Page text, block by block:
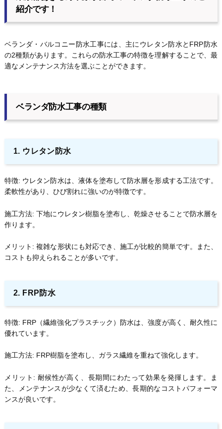
紹介です！
ベランダ・バルコニー防水工事には、主にウレタン防水とFRP防水
の2種類があります。これらの防水工事の特徴を理解することで、最
適なメンテナンス方法を選ぶことができます。
ベランダ防水工事の種類
1. ウレタン防水
特徴: ウレタン防水は、液体を塗布して防水層を形成する工法です。
柔軟性があり、ひび割れに強いのが特徴です。
施工方法: 下地にウレタン樹脂を塗布し、乾燥させることで防水層を
作ります。
メリット: 複雑な形状にも対応でき、施工が比較的簡単です。また、
コストも抑えられることが多いです。
2. FRP防水
特徴: FRP（繊維強化プラスチック）防水は、強度が高く、耐久性に
優れています。
施工方法: FRP樹脂を塗布し、ガラス繊維を重ねて強化します。
メリット: 耐候性が高く、長期間にわたって効果を発揮します。ま
た、メンテナンスが少なくて済むため、長期的なコストパフォーマ
ンスが良いです。